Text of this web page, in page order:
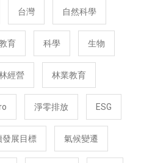
台灣 自然科學
育 科學 生物
經營 林業教育
淨零排放 ESG
發展目標 氣候變遷